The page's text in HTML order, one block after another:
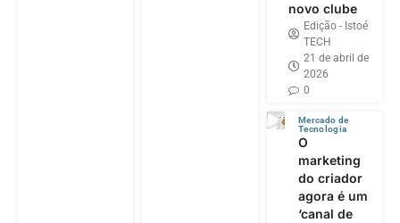
novo clube
Edição - Istoé
TECH
21 de abril de
2026
0
Mercado de
Tecnologia
O
marketing
do criador
agora é um
‘canal de